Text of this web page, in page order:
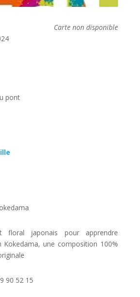
Carte non disponible
pont
floral japonais pour apprendre
une composition 100%
90 52 15